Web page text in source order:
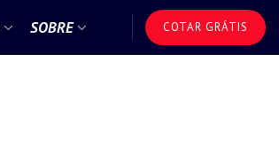
SOBRE COTAR GRÁTIS